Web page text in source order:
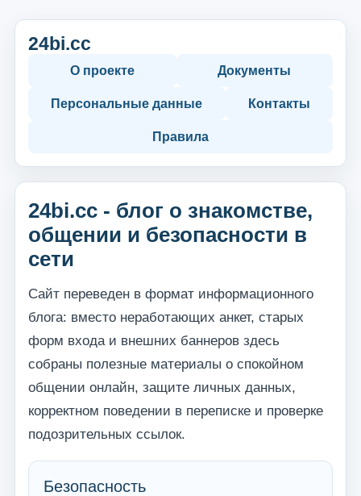
24bi.cc
О проекте Документы
Персональные данные Контакты
Правила
24bi.cc - блог о знакомстве,
общении и безопасности в
сети
Сайт переведен в формат информационного
блога: вместо неработающих анкет, старых
форм входа и внешних баннеров здесь
собраны полезные материалы о спокойном
общении онлайн, защите личных данных,
корректном поведении в переписке и проверке
подозрительных ссылок.
Безопасность